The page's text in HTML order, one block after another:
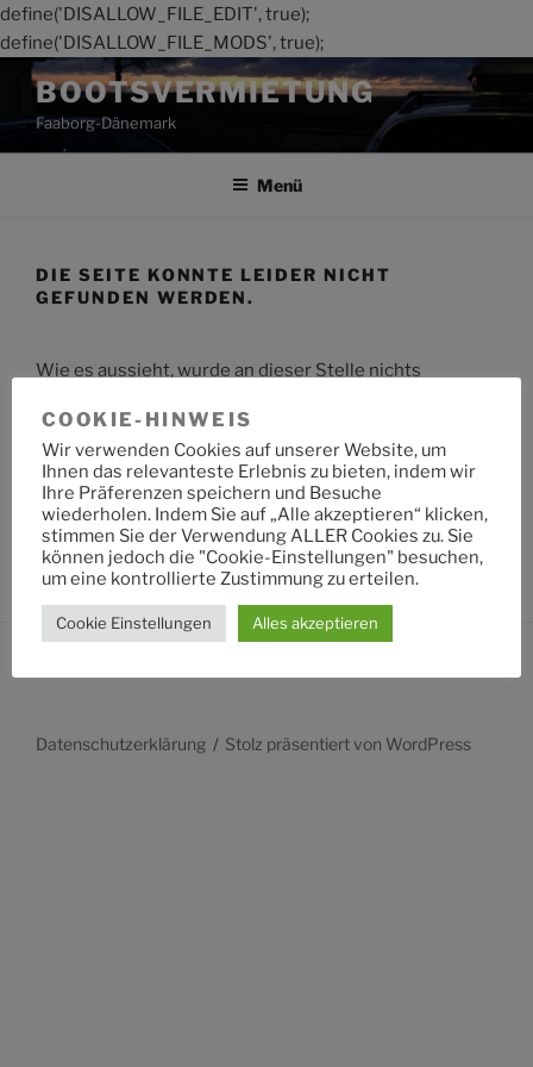
define('DISALLOW_FILE_EDIT', true);
define('DISALLOW_FILE_MODS', true);
Zum
Inhalt
springen
BOOTSVERMIETUNG
Faaborg-Dänemark
Menü
DIE SEITE KONNTE LEIDER NICHT
GEFUNDEN WERDEN.
Wie es aussieht, wurde an dieser Stelle nichts
Suche
nach:
Datenschutzerklärung Stolz präsentiert von WordPress
COOKIE-HINWEIS
Wir verwenden Cookies auf unserer Website, um
Ihnen das relevanteste Erlebnis zu bieten, indem wir
Ihre Präferenzen speichern und Besuche
wiederholen. Indem Sie auf „Alle akzeptieren“ klicken,
stimmen Sie der Verwendung ALLER Cookies zu. Sie
können jedoch die "Cookie-Einstellungen" besuchen,
um eine kontrollierte Zustimmung zu erteilen.
Cookie Einstellungen Alles akzeptieren